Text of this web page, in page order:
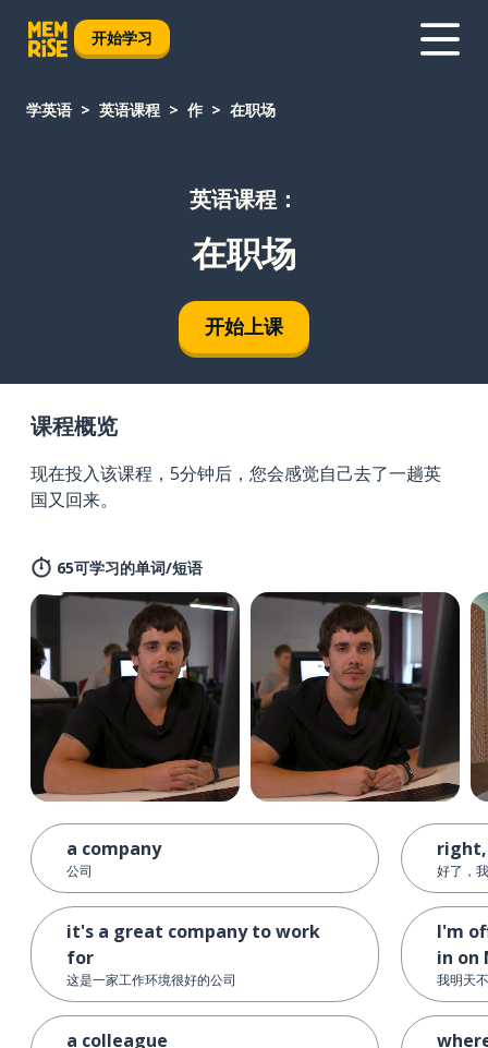
开始学习
学英语 英语课程 作 在职场
英语课程：
在职场
开始上课
课程概览
现在投入该课程，5分钟后，您会感觉自己去了一趟英
国又回来。
65可学习的单词/短语
a company
公司
it's a great company to work
for
这是一家工作环境很好的公司
a colleague
好了，
I'm
in on
我明天